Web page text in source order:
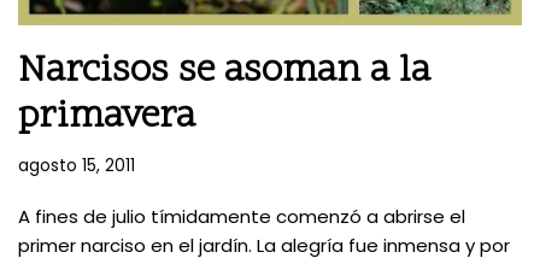
Narcisos se asoman a la
primavera
agosto 15, 2011
A fines de julio tímidamente comenzó a abrirse el
primer narciso en el jardín. La alegría fue inmensa y por